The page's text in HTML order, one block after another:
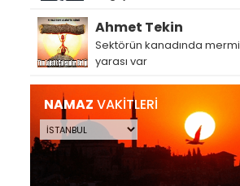
Ahmet Tekin
Sektörün kanadında mermi
yarası var
NAMAZ VAKİTLERİ